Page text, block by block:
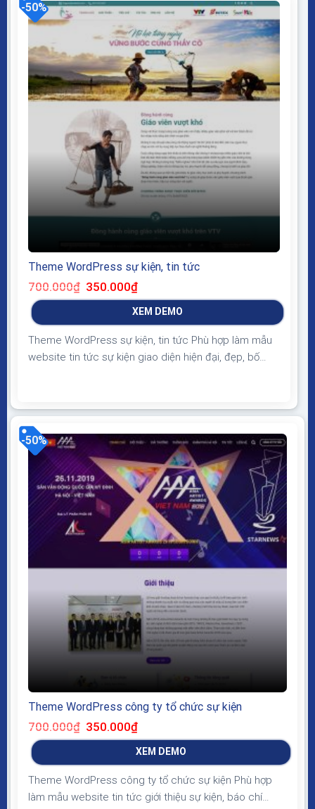
-50%
Theme WordPress sự kiện, tin tức
700.000₫ Giá
gốc
là:
350.000₫Giá
tại
là:
XEM DEMO
Theme WordPress sự kiện, tin tức Phù hợp làm mẫu
website tin tức sự kiện giao diện hiện đại, đẹp, bố
tất cả thiết bị, trình duyệt, mobile, tablet, desktop…
Được code trên nền tảng mã...
-50%
Theme WordPress công ty tổ chức sự kiện
700.000₫ Giá
gốc
là:
350.000₫Giá
tại
là:
XEM DEMO
Theme WordPress công ty tổ chức sự kiện Phù hợp
làm mẫu website tin tức giới thiệu sự kiện, báo chí